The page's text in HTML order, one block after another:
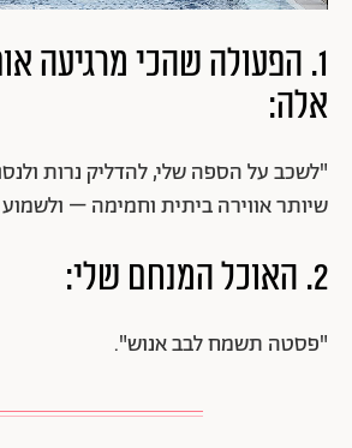
1. הפעולה שהכי מרגיעה
אלה:
"לשכב על הספה שלי, להדליק נרות
שיותר אווירה ביתית וחמימה –
2. האוכל המנחם שלי:
"פסטה תשמח לבב אנוש".